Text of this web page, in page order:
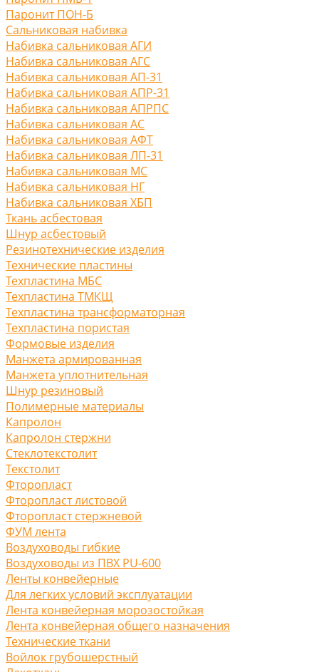
Паронит ПОН-Б
Сальниковая набивка
Набивка сальниковая АГИ
Набивка сальниковая АГС
Набивка сальниковая АП-31
Набивка сальниковая АПР-31
Набивка сальниковая АПРПС
Набивка сальниковая АС
Набивка сальниковая АФТ
Набивка сальниковая ЛП-31
Набивка сальниковая МС
Набивка сальниковая НГ
Набивка сальниковая ХБП
Ткань асбестовая
Шнур асбестовый
Резинотехнические изделия
Технические пластины
Техпластина МБС
Техпластина ТМКЩ
Техпластина трансформаторная
Техпластина пористая
Формовые изделия
Манжета армированная
Манжета уплотнительная
Шнур резиновый
Полимерные материалы
Капролон
Капролон стержни
Стеклотекстолит
Текстолит
Фторопласт
Фторопласт листовой
Фторопласт стержневой
ФУМ лента
Воздуховоды гибкие
Воздуховоды из ПВХ PU-600
Ленты конвейерные
Для легких условий эксплуатации
Лента конвейерная морозостойкая
Лента конвейерная общего назначения
Технические ткани
Войлок грубошерстный